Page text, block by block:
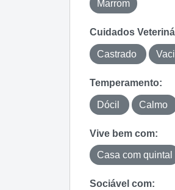
Marrom
Cuidados
Castrado
Temperamento:
Dócil Calmo
Vive bem com:
Casa com quintal
Sociável com: